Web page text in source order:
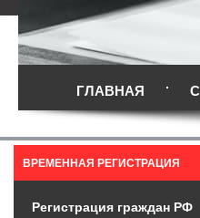
ГЛАВНАЯ
ВРЕМЕННАЯ РЕГИСТРАЦИЯ
Регистрация граждан РФ